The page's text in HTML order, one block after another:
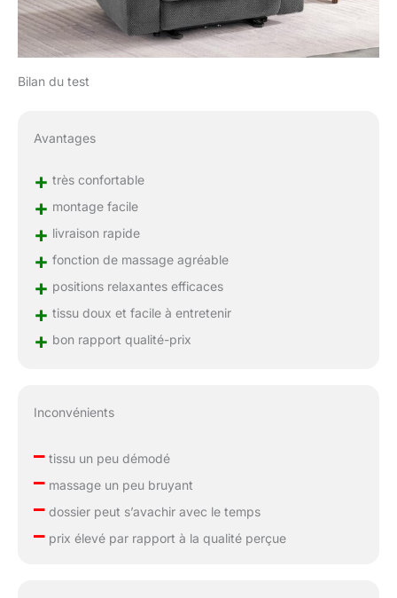
Bilan du test
Avantages
+ très confortable
+ montage facile
+ livraison rapide
+ fonction de massage agréable
+ positions relaxantes efficaces
+ tissu doux et facile à entretenir
+ bon rapport qualité-prix
Inconvénients
–tissu un peu démodé
–massage un peu bruyant
–dossier peut s’avachir avec le temps
–prix élevé par rapport à la qualité perçue